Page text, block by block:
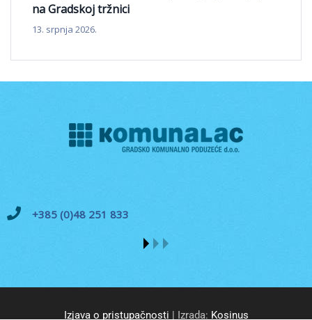
na Gradskoj tržnici
13. srpnja 2026.
+385 (0)48 251 833
Izjava o pristupačnosti | Izrada: Kosinus